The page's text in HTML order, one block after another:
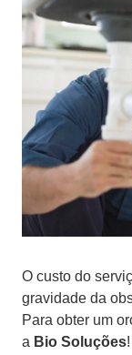
O custo do
gravidade da
Para obter um
a Bio Soluções